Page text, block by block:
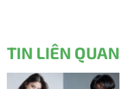
TIN LIÊN QUAN